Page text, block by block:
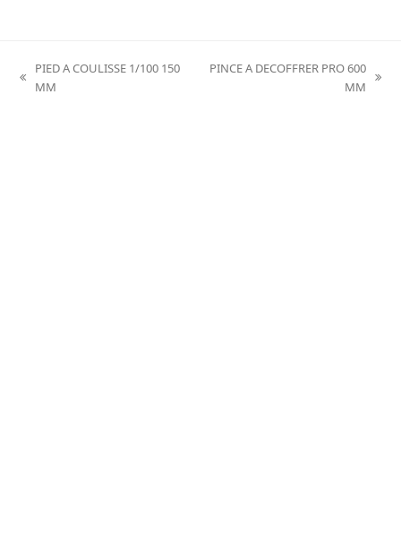
previous
PIED A COULISSE 1/100 150
MM
PINCE A DECOFFRER PRO 600
MM